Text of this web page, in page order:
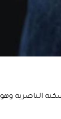
الناصرية وهو